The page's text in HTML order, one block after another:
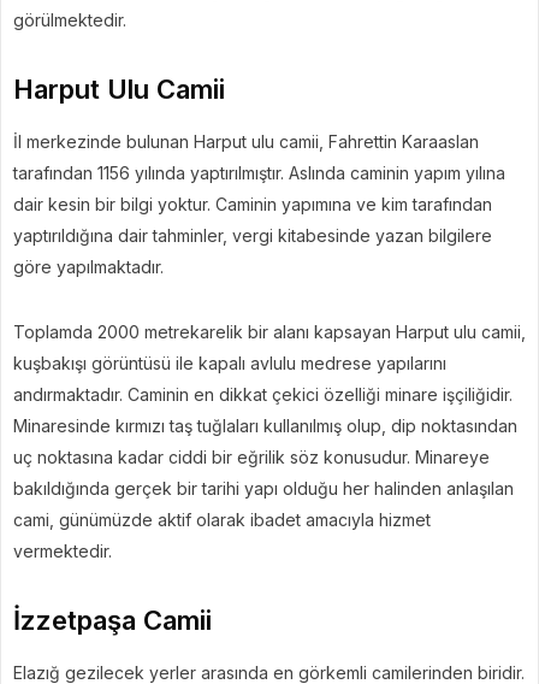
görülmektedir.
Harput Ulu Camii
İl merkezinde bulunan Harput ulu camii, Fahrettin Karaaslan
tarafından 1156 yılında yaptırılmıştır. Aslında caminin yapım yılına
dair kesin bir bilgi yoktur. Caminin yapımına ve kim tarafından
yaptırıldığına dair tahminler, vergi kitabesinde yazan bilgilere
göre yapılmaktadır.
Toplamda 2000 metrekarelik bir alanı kapsayan Harput ulu camii,
kuşbakışı görüntüsü ile kapalı avlulu medrese yapılarını
andırmaktadır. Caminin en dikkat çekici özelliği minare işçiliğidir.
Minaresinde kırmızı taş tuğlaları kullanılmış olup, dip noktasından
uç noktasına kadar ciddi bir eğrilik söz konusudur. Minareye
bakıldığında gerçek bir tarihi yapı olduğu her halinden anlaşılan
cami, günümüzde aktif olarak ibadet amacıyla hizmet
vermektedir.
İzzetpaşa Camii
Elazığ gezilecek yerler arasında en görkemli camilerinden biridir.